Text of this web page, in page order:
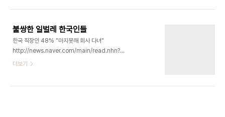
refused the honorific title of sensei
(master) and prefered to be called only
san (mister). And, surprisingly, contrary to
most Japanese pe..
불쌍한 일벌레 한국인들
한국 직장인 48% "마지못해 회사 다녀"
http://news.naver.com/main/read.nhn?
mode=LSD&mid=sec&sid1=102&oid=031&aid=0000196586
더보기